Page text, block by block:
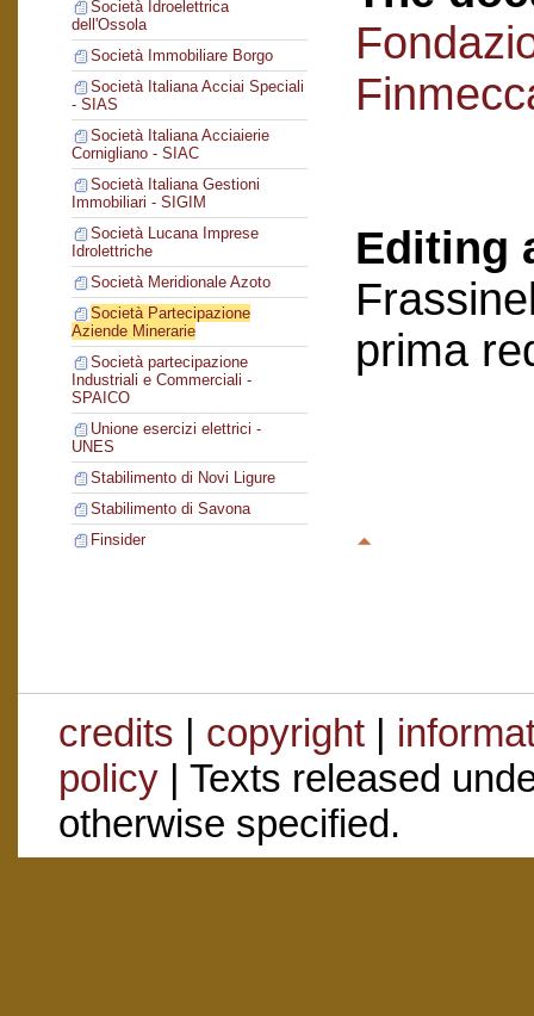
Società Idroelettrica
dell'Ossola
Società Immobiliare Borgo
Società Italiana Acciai Speciali
- SIAS
Società Italiana Acciaierie
Cornigliano - SIAC
Società Italiana Gestioni
Immobiliari - SIGIM
Società Lucana Imprese
Idrolettriche
Società Meridionale Azoto
Società Partecipazione
Aziende Minerarie
Società partecipazione
Industriali e Commerciali -
SPAICO
Unione esercizi elettrici -
UNES
Stabilimento di Novi Ligure
Stabilimento di Savona
Finsider
Editing
prima
credits | copyright|
policy| Texts released
otherwise specified.